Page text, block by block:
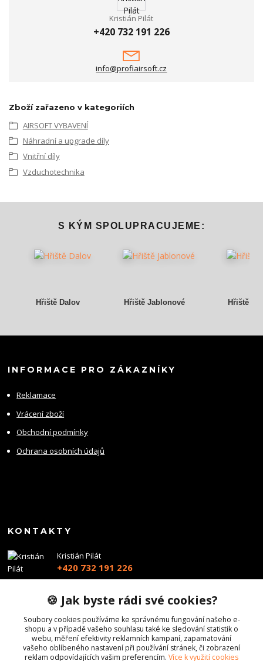
Kristián Pilát
+420 732 191 226
info@profiairsoft.cz
Zboží zařazeno v kategoriích
AIRSOFT VYBAVENÍ
Náhradní a upgrade díly
Vnitřní díly
Vzduchotechnika
S KÝM SPOLUPRACUJEME:
Hřiště Dalov Hřiště Jablonové Hřiště
INFORMACE PRO ZÁKAZNÍKY
Reklamace
Vrácení zboží
Obchodní podmínky
Ochrana osobních údajů
KONTAKTY
Kristián Pilát
+420 732 191 226
info@profiairsoft.cz
🍪 Jak byste rádi své cookies?
Soubory cookies používáme ke správnému fungování našeho e-
shopu a v případě vašeho souhlasu také ke sledování statistik o
webu, měření efektivity reklamních kampaní, zapamatování
vašeho oblíbeného nastavení při používání stránek, či zobrazení
reklam odpovídajících vašim preferencím. Více k využití cookies